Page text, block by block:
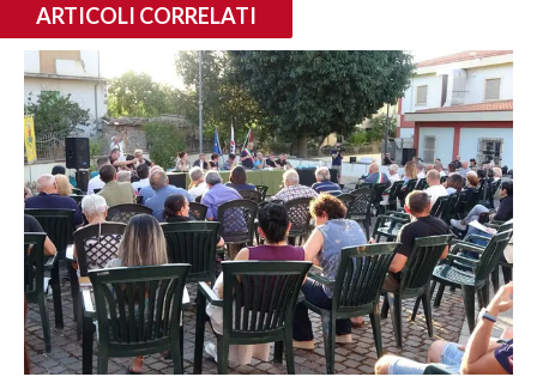
ARTICOLI CORRELATI